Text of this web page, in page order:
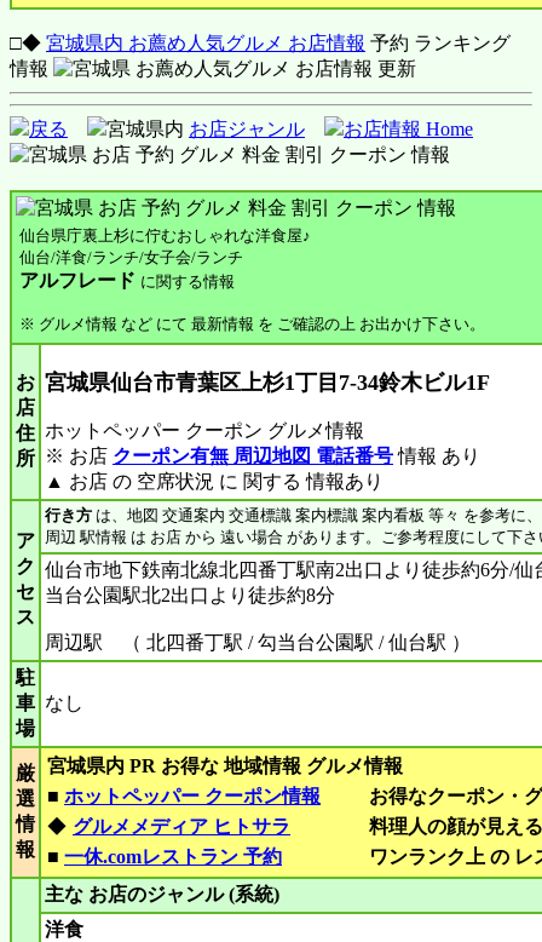
□◆ 宮城県内 お薦め人気グルメ お店情報 予約 ランキング
情報
戻る 宮城県内 お店ジャンル お店情報 Home
仙台県庁裏上杉に佇むおしゃれな洋食屋♪
仙台/洋食/ランチ/女子会/ランチ
アルフレード に関する情報
※ グルメ情報 など にて 最新情報 を ご確認の上 お出かけ下さい。
お
店
住
所
宮城県仙台市青葉区上杉1丁目7-34鈴木ビル1F
ホットペッパー クーポン グルメ情報
※ お店 クーポン有無 周辺地図 電話番号情報 あり
▲ お店 の 空席状況 に 関する 情報あり
ア
ク
セ
ス
行き方 は、地図 交通案内 交通標識 案内標識 案内看板 等々 を参考に
周辺 駅情報 は お店 から 遠い場合 があります。ご参考程度にして下
仙台市地下鉄南北線北四番丁駅南2出口より徒歩約6分/仙
当台公園駅北2出口より徒歩約8分
周辺駅 （ 北四番丁駅 / 勾当台公園駅 / 仙台駅 ）
駐
車
場
なし
厳
選
情
報
宮城県内 PR お得な 地域情報 グルメ情報
■ ホットペッパー クーポン情報
お得なクーポン・
◆ グルメメディア ヒトサラ
料理人の顔が見え
■ 一休.comレストラン 予約 ワンランク上 の レ
主な お店のジャンル (系統)
洋食